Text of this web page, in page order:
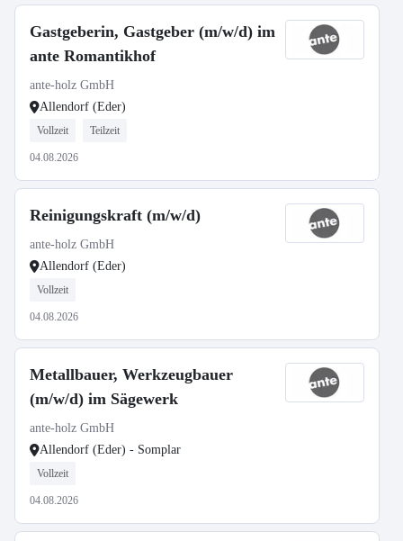
Gastgeberin, Gastgeber (m/w/d) im
ante Romantikhof
ante-holz GmbH
Allendorf (Eder)
Vollzeit Teilzeit
04.08.2026
Reinigungskraft (m/w/d)
ante-holz GmbH
Allendorf (Eder)
Vollzeit
04.08.2026
Metallbauer, Werkzeugbauer
(m/w/d) im Sägewerk
ante-holz GmbH
Allendorf (Eder) - Somplar
Vollzeit
04.08.2026